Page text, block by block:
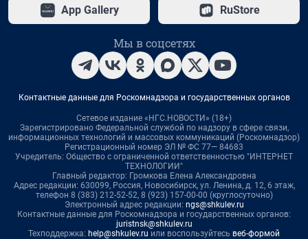
App Gallery RuStore
Мы в соцсетях
Контактные данные для Роскомнадзора и государственных органов
Сетевое издание «НГС.НОВОСТИ» (18+)
Зарегистрировано Федеральной службой по надзору в сфере связи,
информационных технологий и массовых коммуникаций (Роскомнадзор)
Регистрационный номер ЭЛ № ФС 77— 84683
Учредитель: Общество с ограниченной ответственностью "ИНТЕРНЕТ
ТЕХНОЛОГИИ"
Главный редактор: Громкова Елена Александровна
Адрес редакции: 630099, Россия, Новосибирск, ул. Ленина, д. 12, 6 этаж,
телефон 8 (383) 212-52-52, 8 (923) 157-00-00 (круглосуточно)
Электронный адрес редакции: ngs@shkulev.ru
Контактные данные для Роскомнадзора и государственных органов:
juristnsk@shkulev.ru
Техподдержка: help@shkulev.ru или воспользуйтесь веб-формой